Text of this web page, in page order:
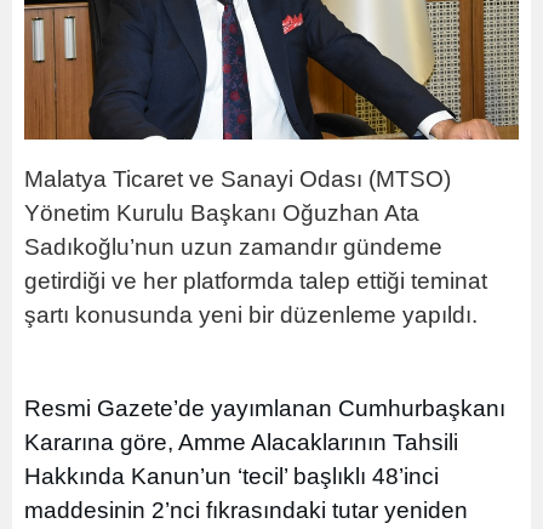
Malatya Ticaret ve Sanayi Odası (MTSO)
Yönetim Kurulu Başkanı Oğuzhan Ata
Sadıkoğlu’nun uzun zamandır gündeme
getirdiği ve her platformda talep ettiği teminat
şartı konusunda yeni bir düzenleme yapıldı.
Resmi Gazete’de yayımlanan Cumhurbaşkanı
Kararına göre, Amme Alacaklarının Tahsili
Hakkında Kanun’un ‘tecil’ başlıklı 48’inci
maddesinin 2’nci fıkrasındaki tutar yeniden